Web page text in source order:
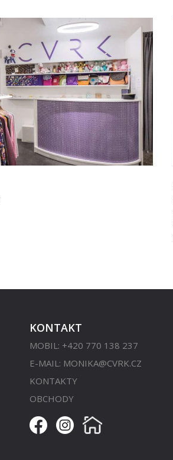
KONTAKT
MOBIL: +420 770 138 237
E-MAIL: MONIKA@CVRK.CZ
KONTAKTY
OBCHODY